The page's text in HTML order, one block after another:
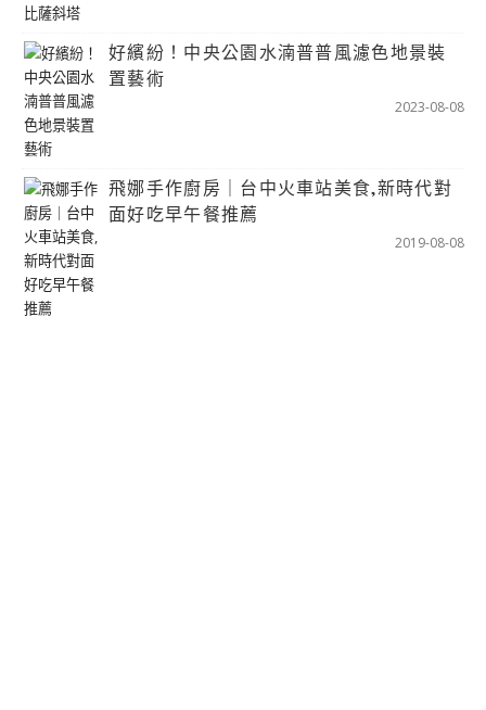
好繽紛！中央公園水湳普普風濾色地景裝
置藝術
2023-08-08
飛娜手作廚房｜台中火車站美食,新時代對
面好吃早午餐推薦
2019-08-08